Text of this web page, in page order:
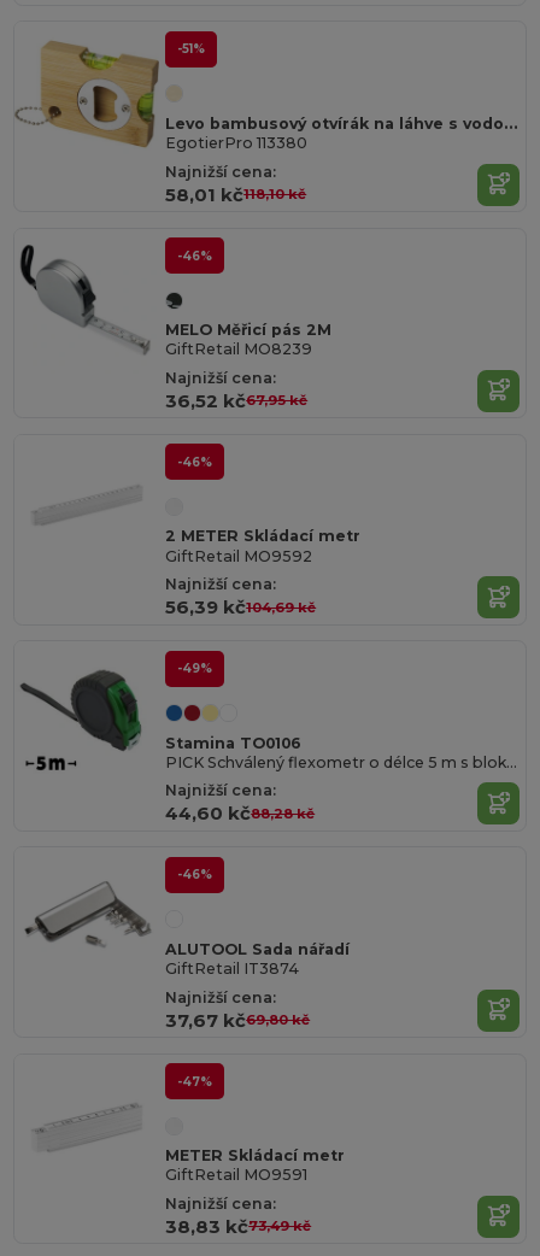
-51%
Levo bambusový otvírák na láhve s vodováhou
EgotierPro 113380
Najnižší cena:
58,01 kč118,10 kč
-46%
MELO Měřicí pás 2M
GiftRetail MO8239
Najnižší cena:
36,52 kč67,95 kč
-46%
2 METER Skládací metr
GiftRetail MO9592
Najnižší cena:
56,39 kč104,69 kč
-49%
Stamina TO0106
PICK Schválený flexometr o délce 5 m s blokovacím mechanismem a kovovým háčkem na pásek
Najnižší cena:
44,60 kč88,28 kč
-46%
ALUTOOL Sada nářadí
GiftRetail IT3874
Najnižší cena:
37,67 kč69,80 kč
-47%
METER Skládací metr
GiftRetail MO9591
Najnižší cena:
38,83 kč73,49 kč